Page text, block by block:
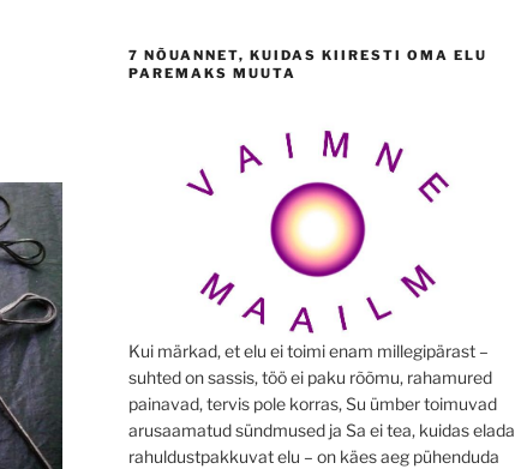
7 NÕUANNET, KUIDAS KIIRESTI OMA ELU
PAREMAKS MUUTA
Kui märkad, et elu ei toimi enam millegipärast –
suhted on sassis, töö ei paku rõõmu, rahamured
painavad, tervis pole korras, Su ümber toimuvad
arusaamatud sündmused ja Sa ei tea, kuidas elada
rahuldustpakkuvat elu – on käes aeg pühenduda